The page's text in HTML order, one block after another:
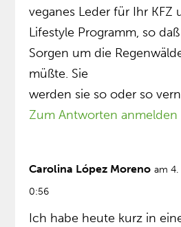
veganes Leder für Ihr KFZ
Lifestyle Programm, so
Sorgen um die
müßte. Sie
werden sie so oder so
Zum Antworten anmelden
Carolina López Moreno am
0:56
Ich habe heute kurz in